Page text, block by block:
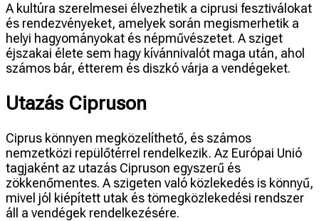
A kultúra szerelmesei élvezhetik a ciprusi fesztiválokat
és rendezvényeket, amelyek során megismerhetik a
helyi hagyományokat és népművészetet. A sziget
éjszakai élete sem hagy kívánnivalót maga után, ahol
számos bár, étterem és diszkó várja a vendégeket.
Utazás Cipruson
Ciprus könnyen megközelíthető, és számos
nemzetközi repülőtérrel rendelkezik. Az Európai Unió
tagjaként az utazás Cipruson egyszerű és
zökkenőmentes. A szigeten való közlekedés is könnyű,
mivel jól kiépített utak és tömegközlekedési rendszer
áll a vendégek rendelkezésére.